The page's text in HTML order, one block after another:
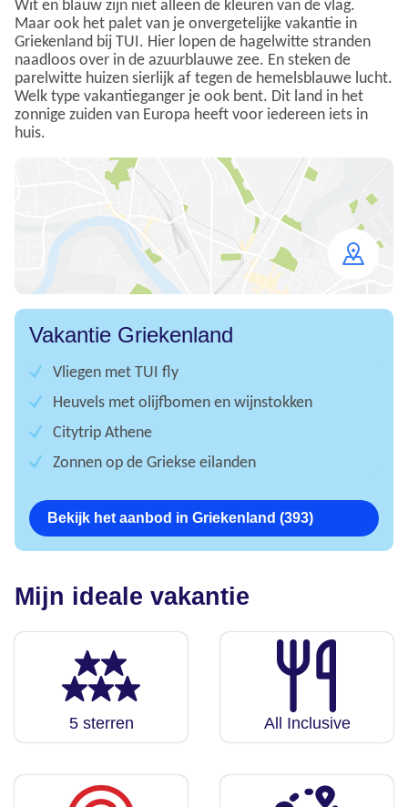
Wit en blauw zijn niet alleen de kleuren van de vlag.
Maar ook het palet van je onvergetelijke vakantie in
Griekenland bij TUI. Hier lopen de hagelwitte stranden
naadloos over in de azuurblauwe zee. En steken de
parelwitte huizen sierlijk af tegen de hemelsblauwe lucht.
Welk type vakantieganger je ook bent. Dit land in het
zonnige zuiden van Europa heeft voor iedereen iets in
huis.
map
Vakantie Griekenland
Vliegen met TUI fly
Heuvels met olijfbomen en wijnstokken
Citytrip Athene
Zonnen op de Griekse eilanden
Bekijk het aanbod in Griekenland (393)
Mijn ideale vakantie
5 sterren All Inclusive